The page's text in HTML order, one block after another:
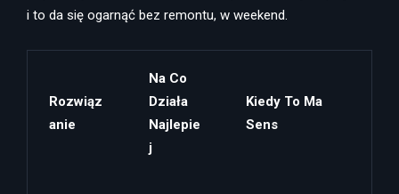
i to da się ogarnąć bez remontu, w weekend.
Rozwiąz
Anie
Na Co
Działa
Najlepie
J
Kiedy To Ma
Sens